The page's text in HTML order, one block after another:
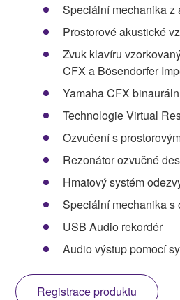
Speciální mechanika z
Prostorové akustické
Zvuk klavíru
CFX a Bösendorfer
Yamaha CFX
Technologie Virtual
Ozvučení s
Rezonátor ozvučné
Hmatový systém
Speciální mechanika s
USB Audio rekordér
Audio výstup pomocí
Registrace produktu